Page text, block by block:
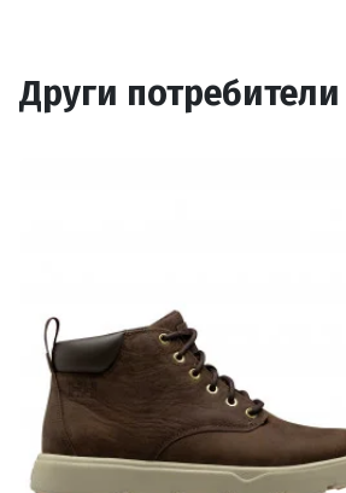
Други